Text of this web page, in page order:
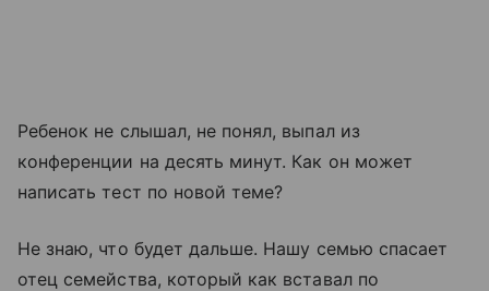
Ребенок не слышал, не понял, выпал из
конференции на десять минут. Как он может
написать тест по новой теме?
Не знаю, что будет дальше. Нашу семью спасает
отец семейства, который как вставал по